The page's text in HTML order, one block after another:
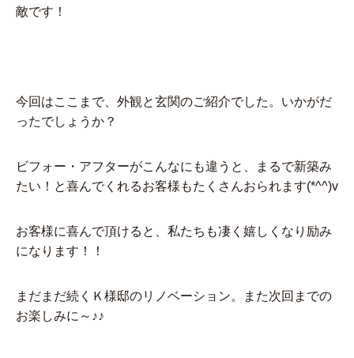
敵です！
今回はここまで、外観と玄関のご紹介でした。いかがだ
ったでしょうか？
ビフォー・アフターがこんなにも違うと、まるで新築み
たい！と喜んでくれるお客様もたくさんおられます(*^^)v
お客様に喜んで頂けると、私たちも凄く嬉しくなり励み
になります！！
まだまだ続くＫ様邸のリノベーション。また次回までの
お楽しみに～♪♪